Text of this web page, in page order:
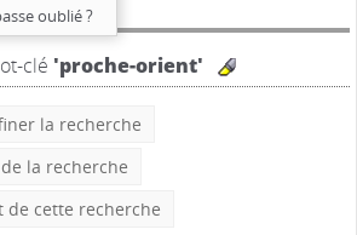
clé 'proche-orient'
la recherche
la recherche
de cette recherche
oublié ?